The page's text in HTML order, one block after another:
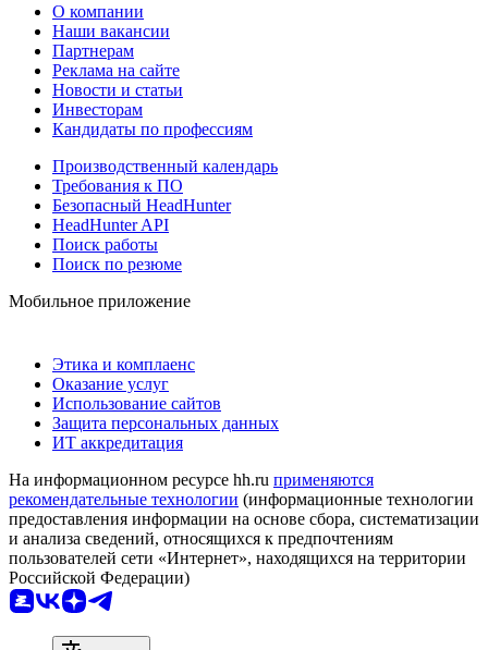
О компании
Наши вакансии
Партнерам
Реклама на сайте
Новости и статьи
Инвесторам
Кандидаты по профессиям
Производственный календарь
Требования к ПО
Безопасный HeadHunter
HeadHunter API
Поиск работы
Поиск по резюме
Мобильное приложение
Этика и комплаенс
Оказание услуг
Использование сайтов
Защита персональных данных
ИТ аккредитация
На информационном ресурсе hh.ru применяются
рекомендательные технологии (информационные технологии
предоставления информации на основе сбора, систематизации
и анализа сведений, относящихся к предпочтениям
пользователей сети «Интернет», находящихся на территории
Российской Федерации)